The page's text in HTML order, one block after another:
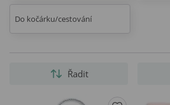
Do kočárku/cestování
Řadit